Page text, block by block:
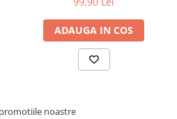
ADAUGA IN COS
noastre